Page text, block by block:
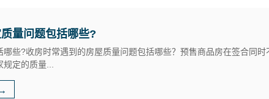
量问题包括哪些?
哪些?收房时常遇到的房屋质量问题包括哪些？预售商品房在签合同
定的质量...